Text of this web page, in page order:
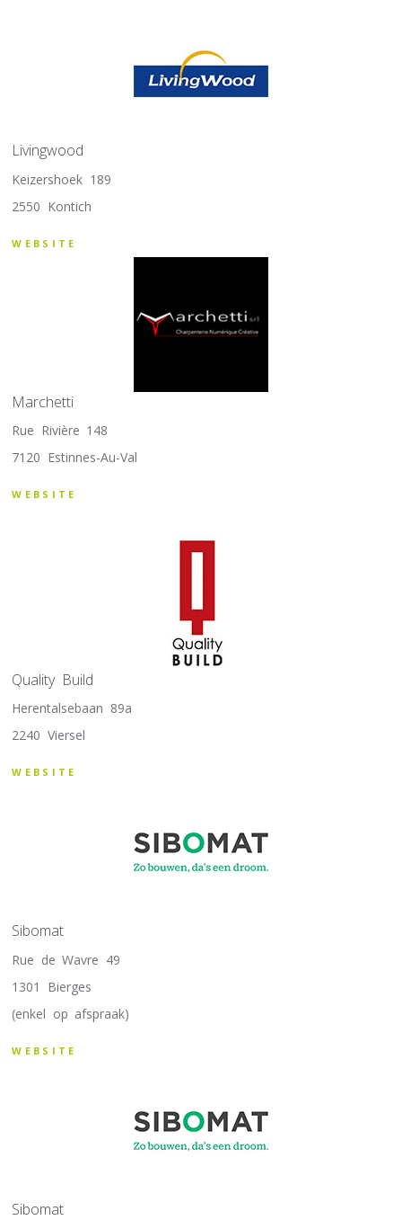
Livingwood
Keizershoek 189
2550 Kontich
WEBSITE
Marchetti
Rue Rivière 148
7120 Estinnes-Au-Val
WEBSITE
Quality Build
Herentalsebaan 89a
2240 Viersel
WEBSITE
Sibomat
Rue de Wavre 49
1301 Bierges
(enkel op afspraak)
WEBSITE
Sibomat